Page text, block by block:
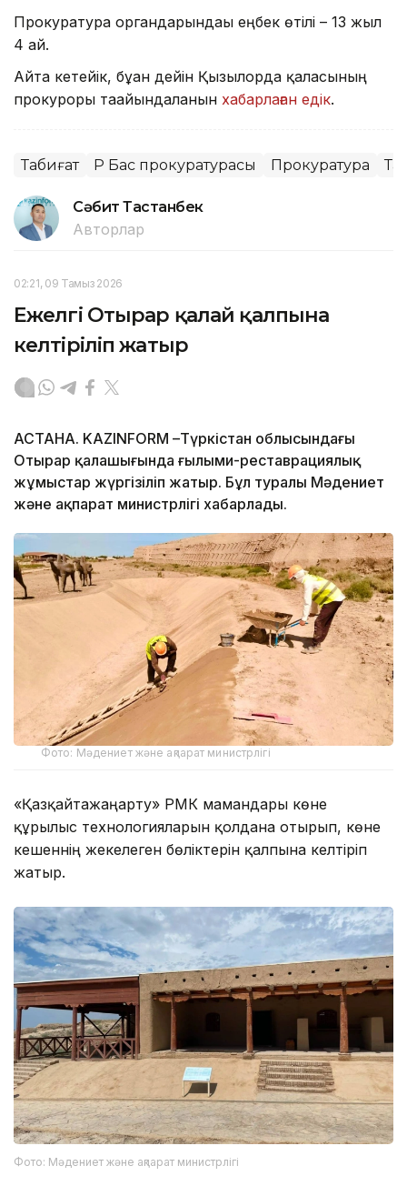
Прокуратура органдарындағы еңбек өтілі – 13 жыл
4 ай.
Айта кетейік, бұған дейін Қызылорда қаласының
прокуроры тағайындалғанын хабарлаған едік.
Табиғат ҚР Бас прокуратурасы Прокуратура
Сәбит Тастанбек
Авторлар
02:21, 09 Тамыз 2026
Ежелгі Отырар қалай қалпына
келтіріліп жатыр
АСТАНА. KAZINFORM –Түркістан облысындағы
Отырар қалашығында ғылыми-реставрациялық
жұмыстар жүргізіліп жатыр. Бұл туралы Мәдениет
және ақпарат министрлігі хабарлады.
Фото: Мәдениет және ақпарат министрлігі
«Қазқайтажаңарту» РМК мамандары көне
құрылыс технологияларын қолдана отырып, көне
кешеннің жекелеген бөліктерін қалпына келтіріп
жатыр.
Фото: Мәдениет және ақпарат министрлігі